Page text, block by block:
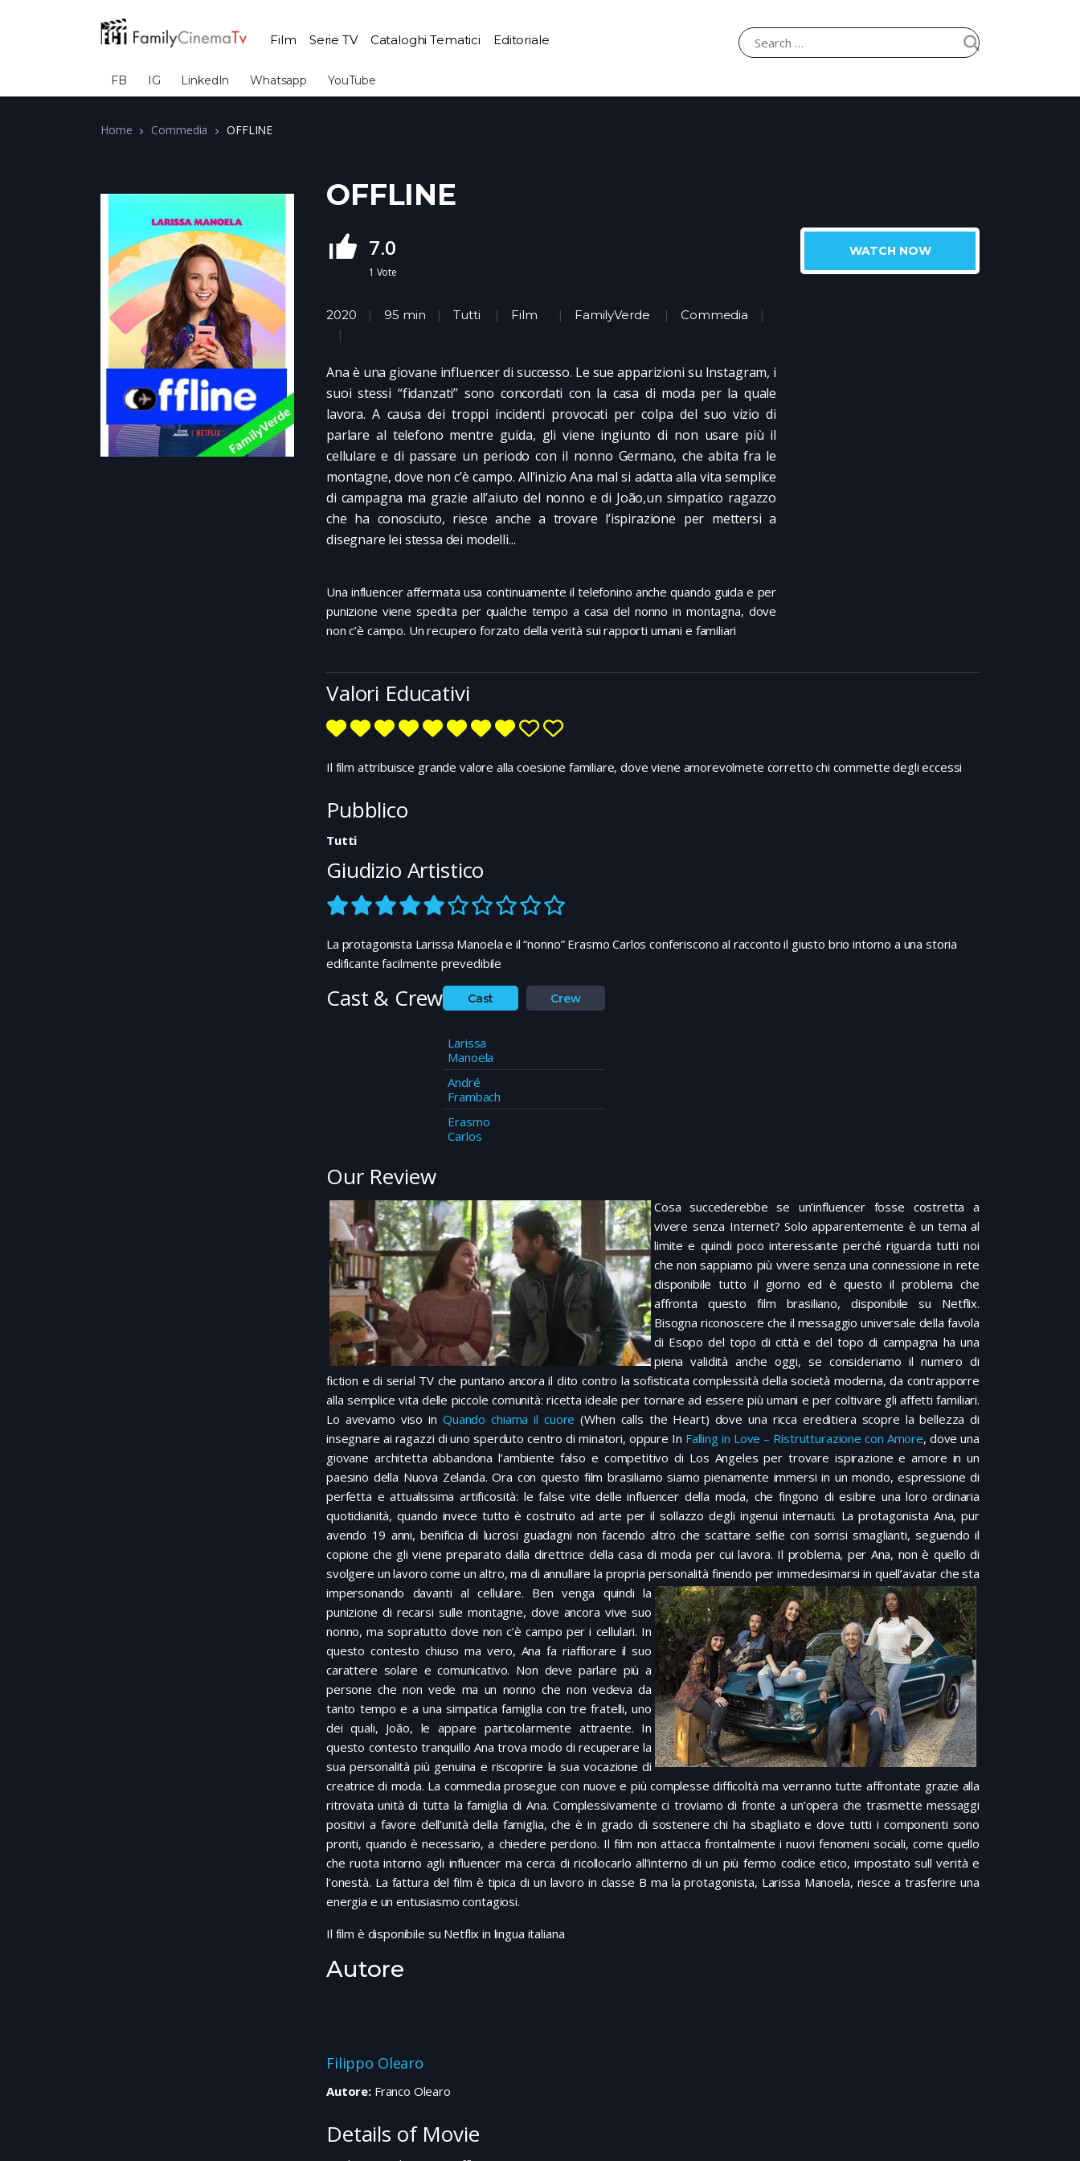
Film Serie TV Cataloghi Tematici Editoriale
FB IG LinkedIn Whatsapp YouTube
Home Commedia OFFLINE
WATCH NOW
OFFLINE
7.0
1 Vote
2020 95 min Tutti Film FamilyVerde Commedia
Ana è una giovane influencer di successo. Le sue apparizioni su Instagram, i
suoi stessi “fidanzati” sono concordati con la casa di moda per la quale
lavora. A causa dei troppi incidenti provocati per colpa del suo vizio di
parlare al telefono mentre guida, gli viene ingiunto di non usare più il
cellulare e di passare un periodo con il nonno Germano, che abita fra le
montagne, dove non c’è campo. All’inizio Ana mal si adatta alla vita semplice
di campagna ma grazie all’aiuto del nonno e di João,un simpatico ragazzo
che ha conosciuto, riesce anche a trovare l’ispirazione per mettersi a
disegnare lei stessa dei modelli...
Una influencer affermata usa continuamente il telefonino anche quando guida e per
punizione viene spedita per qualche tempo a casa del nonno in montagna, dove
non c’è campo. Un recupero forzato della verità sui rapporti umani e familiari
Valori Educativi
Il film attribuisce grande valore alla coesione familiare, dove viene amorevolmete corretto chi commette degli eccessi
Pubblico
Tutti
Giudizio Artistico
La protagonista Larissa Manoela e il “nonno” Erasmo Carlos conferiscono al racconto il giusto brio intorno a una storia
edificante facilmente prevedibile
Cast & Crew Cast Crew
Larissa
Manoela
André
Frambach
Erasmo
Carlos
Our Review
Cosa succederebbe se un’influencer fosse costretta a
vivere senza Internet? Solo apparentemente è un tema al
limite e quindi poco interessante perché riguarda tutti noi
che non sappiamo più vivere senza una connessione in rete
disponibile tutto il giorno ed è questo il problema che
affronta questo film brasiliano, disponibile su Netflix.
Bisogna riconoscere che il messaggio universale della favola
di Esopo del topo di città e del topo di campagna ha una
piena validità anche oggi, se consideriamo il numero di
fiction e di serial TV che puntano ancora il dito contro la sofisticata complessità della società moderna, da contrapporre
alla semplice vita delle piccole comunità: ricetta ideale per tornare ad essere più umani e per coltivare gli affetti familiari.
Lo avevamo viso in Quando chiama il cuore(When calls the Heart) dove una ricca ereditiera scopre la bellezza di
insegnare ai ragazzi di uno sperduto centro di minatori, oppure In Falling in Love – Ristrutturazione con Amore, dove una
giovane architetta abbandona l’ambiente falso e competitivo di Los Angeles per trovare ispirazione e amore in un
paesino della Nuova Zelanda. Ora con questo film brasiliamo siamo pienamente immersi in un mondo, espressione di
perfetta e attualissima artificosità: le false vite delle influencer della moda, che fingono di esibire una loro ordinaria
quotidianità, quando invece tutto è costruito ad arte per il sollazzo degli ingenui internauti. La protagonista Ana, pur
avendo 19 anni, benificia di lucrosi guadagni non facendo altro che scattare selfie con sorrisi smaglianti, seguendo il
copione che gli viene preparato dalla direttrice della casa di moda per cui lavora. Il problema, per Ana, non è quello di
svolgere un lavoro come un altro, ma di annullare la propria personalità finendo per immedesimarsi in quell’avatar che sta
impersonando davanti alcellulare. Ben venga quindi la
punizione di recarsi sulle montagne, dove ancora vive suo
nonno, ma sopratutto dove non c’è campo per i cellulari. In
questo contesto chiuso ma vero, Ana fa riaffiorare il suo
carattere solare e comunicativo. Non deve parlare più a
persone che non vede ma un nonno che non vedeva da
tanto tempo e a una simpatica famiglia con tre fratelli, uno
dei quali, João, le appare particolarmente attraente. In
questo contesto tranquillo Ana trova modo di recuperare la
sua personalità più genuina e riscoprire la sua vocazione di
creatrice di moda. La commedia prosegue con nuove e più complesse difficoltà ma verranno tutte affrontate grazie alla
ritrovata unità di tutta la famiglia di Ana. Complessivamente ci troviamo di fronte a un’opera che trasmette messaggi
positivi a favore dell’unità della famiglia, che è in grado di sostenere chi ha sbagliato e dove tutti i componenti sono
pronti, quando è necessario, a chiedere perdono. Il film non attacca frontalmente i nuovi fenomeni sociali, come quello
che ruota intorno agli influencer ma cerca di ricollocarlo all’interno di un più fermo codice etico, impostato sull verità e
l’onestà. La fattura del film è tipica di un lavoro in classe B ma la protagonista, Larissa Manoela, riesce a trasferire una
energia e un entusiasmo contagiosi.
Il film è disponibile su Netflix in lingua italiana
Autore
Filippo Olearo
Autore:Franco Olearo
Details of Movie